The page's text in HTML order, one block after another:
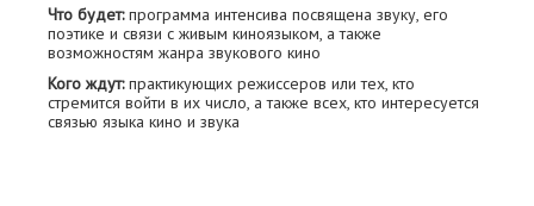
Что будет:программа интенсива посвящена звуку, его
поэтике и связи с живым киноязыком, а также
возможностям жанра звукового кино
Кого ждут:практикующих режиссеров или тех, кто
стремится войти в их число, а также всех, кто интересуется
связью языка кино и звука